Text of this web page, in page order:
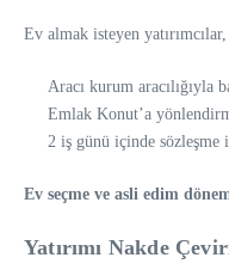
Ev almak isteyen
Aracı kurum aracılığıyla
Emlak Konut’a
2 iş günü içinde sözleşme
Ev seçme ve asli edim
Yatırımı Nakde